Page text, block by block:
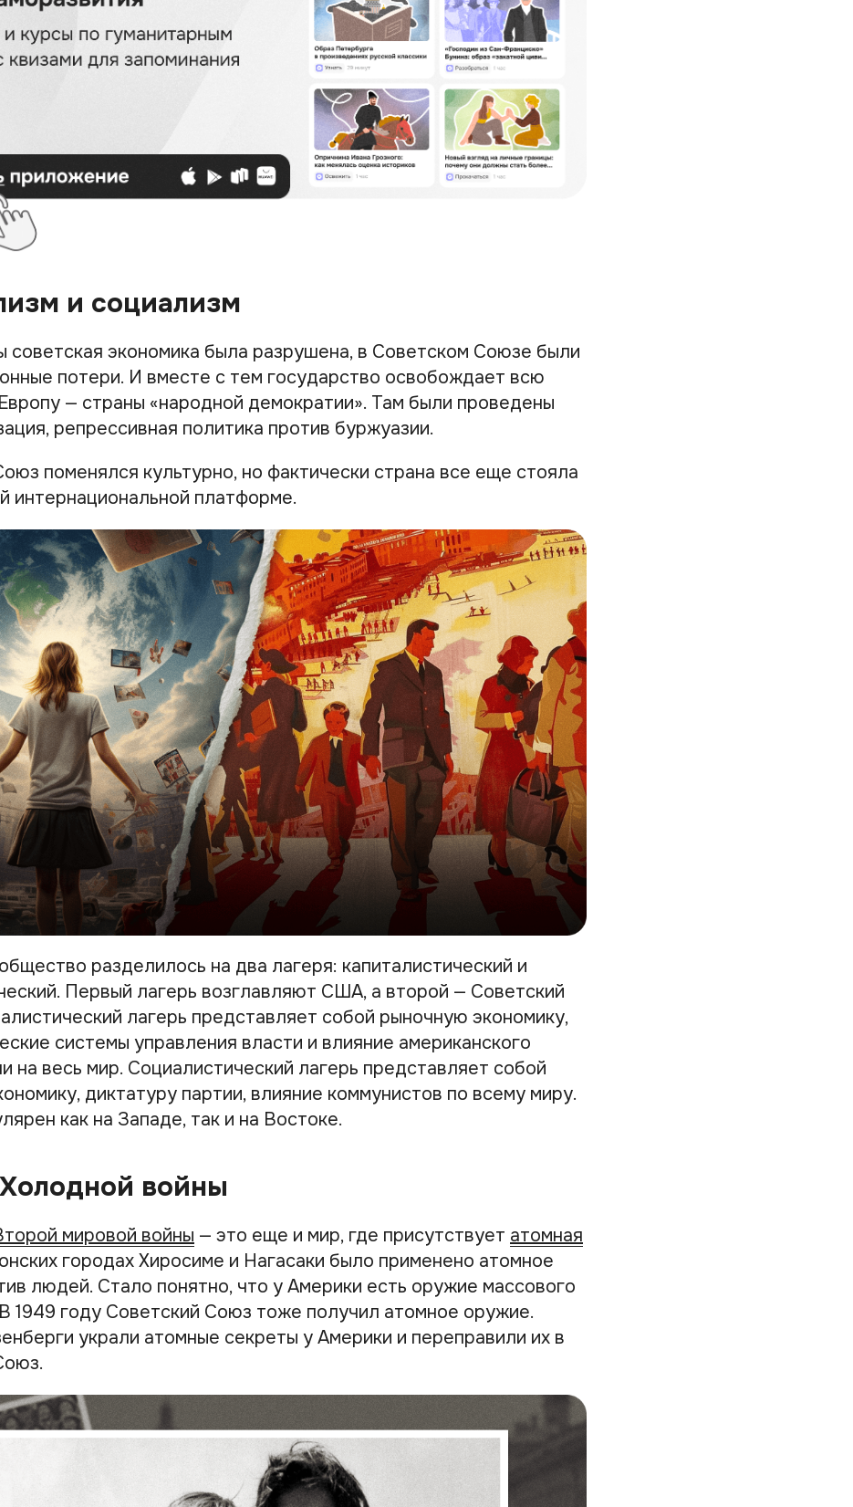
и социализм
советская экономика была разрушена, в Советском Союзе были
потери. И вместе с тем государство освобождает всю
— страны «народной демократии». Там были проведены
репрессивная политика против буржуазии.
поменялся культурно, но фактически страна все еще стояла
интернациональной платформе.
разделилось на два лагеря: капиталистический и
Первый лагерь возглавляют США, а второй — Советский
лагерь представляет собой рыночную экономику,
системы управления власти и влияние американского
на весь мир. Социалистический лагерь представляет собой
диктатуру партии, влияние коммунистов по всему миру.
как на Западе, так и на Востоке.
войны
мировой войны — это еще и мир, где присутствует атомная
городах Хиросиме и Нагасаки было применено атомное
людей. Стало понятно, что у Америки есть оружие массового
1949 году Советский Союз тоже получил атомное оружие.
украли атомные секреты у Америки и переправили их в